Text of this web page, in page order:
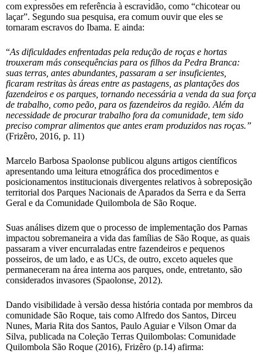
com expressões em referência à escravidão, como “chicotear ou
laçar”. Segundo sua pesquisa, era comum ouvir que eles se
tornaram escravos do Ibama. E ainda:
“As dificuldades enfrentadas pela redução de roças e hortas
trouxeram más consequências para os filhos da Pedra Branca:
suas terras, antes abundantes, passaram a ser insuficientes,
ficaram restritas às áreas entre as pastagens, as plantações dos
fazendeiros e os parques, tornando necessária a venda da sua força
de trabalho, como peão, para os fazendeiros da região. Além da
necessidade de procurar trabalho fora da comunidade, tem sido
preciso comprar alimentos que antes eram produzidos nas roças.”
(Frizêro, 2016, p. 11)
Marcelo Barbosa Spaolonse publicou alguns artigos científicos
apresentando uma leitura etnográfica dos procedimentos e
posicionamentos institucionais divergentes relativos à sobreposição
territorial dos Parques Nacionais de Aparados da Serra e da Serra
Geral e da Comunidade Quilombola de São Roque.
Suas análises dizem que o processo de implementação dos Parnas
impactou sobremaneira a vida das famílias de São Roque, as quais
passaram a viver encurraladas entre fazendeiros e pequenos
posseiros, de um lado, e as UCs, de outro, exceto aqueles que
permaneceram na área interna aos parques, onde, entretanto, são
considerados invasores (Spaolonse, 2012).
Dando visibilidade à versão dessa história contada por membros da
comunidade São Roque, tais como Alfredo dos Santos, Dirceu
Nunes, Maria Rita dos Santos, Paulo Aguiar e Vilson Omar da
Silva, publicada na Coleção Terras Quilombolas: Comunidade
Quilombola São Roque (2016), Frizêro (p.14) afirma: